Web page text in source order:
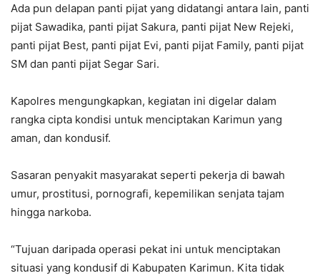
Ada pun delapan panti pijat yang didatangi antara lain, panti
pijat Sawadika, panti pijat Sakura, panti pijat New Rejeki,
panti pijat Best, panti pijat Evi, panti pijat Family, panti pijat
SM dan panti pijat Segar Sari.
Kapolres mengungkapkan, kegiatan ini digelar dalam
rangka cipta kondisi untuk menciptakan Karimun yang
aman, dan kondusif.
Sasaran penyakit masyarakat seperti pekerja di bawah
umur, prostitusi, pornografi, kepemilikan senjata tajam
hingga narkoba.
“Tujuan daripada operasi pekat ini untuk menciptakan
situasi yang kondusif di Kabupaten Karimun. Kita tidak